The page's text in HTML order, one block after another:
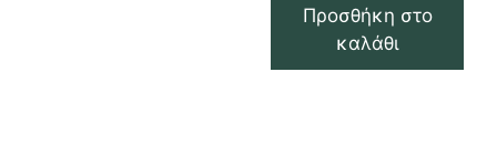
Προσθήκη στο
καλάθι